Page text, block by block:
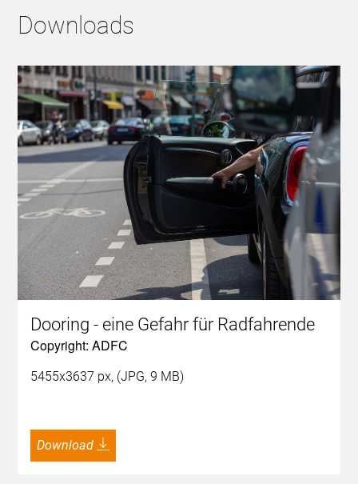
Downloads
Dooring - eine Gefahr für Radfahrende
Copyright: ADFC
5455x3637 px, (JPG, 9 MB)
Download